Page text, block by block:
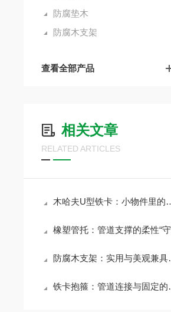
防腐垫木
防腐木支架
查看全部产品
相关文章
RELATED ARTICLES
木哈夫U型铁卡：小物件里的大能量
橡塑管托：管道支撑的柔性“守护者”
防腐木支架：实用与美观兼具的建筑构件
铁卡抱箍：管道连接与固定的坚固纽带